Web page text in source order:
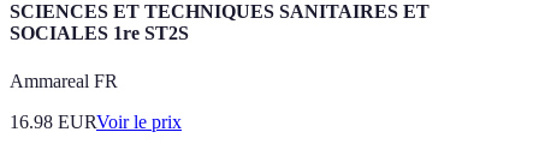
SCIENCES ET TECHNIQUES SANITAIRES ET
SOCIALES 1re ST2S
Ammareal FR
16.98 EURVoir le prix